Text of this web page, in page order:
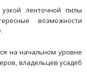
ленточной пилы
возможности
на начальном уровне
владельцев усадеб